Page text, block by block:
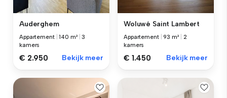
Auderghem
Appartement |140 m² |3
kamers
€ 2.950 Bekijk meer
Woluwé Saint Lambert
Appartement |93 m²
2
kamers
€ 1.450 Bekijk meer